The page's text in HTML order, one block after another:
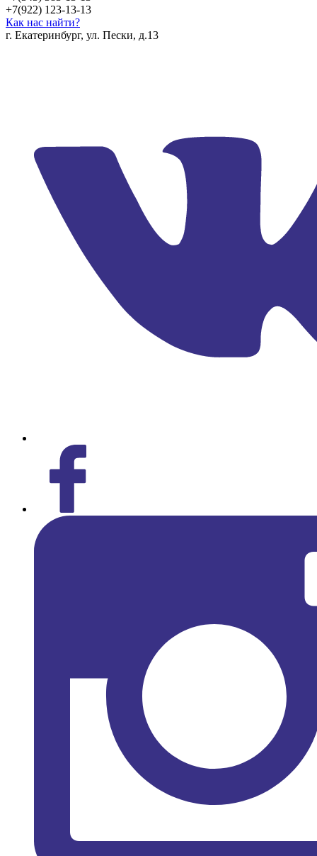
+7(922) 123-13-13
Как нас найти?
г. Екатеринбург, ул. Пески, д.13